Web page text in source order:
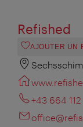
Refished
AJOUTER UN
+43 664